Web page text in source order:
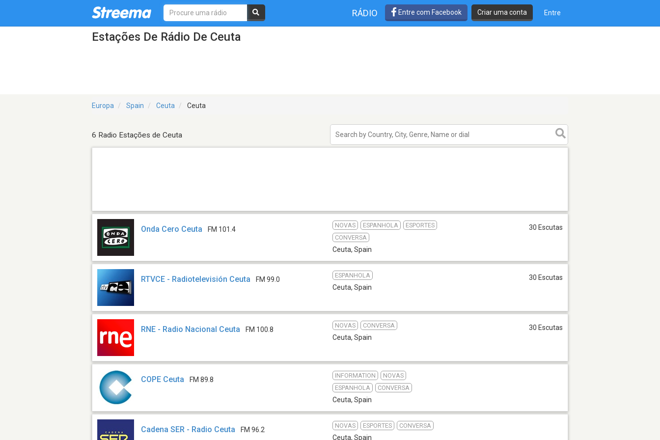
RÁDIO Entre com Facebook Criar uma conta Entre
Estações De Rádio De Ceuta
Europa Spain Ceuta Ceuta
6 Radio Estações de Ceuta
Onda Cero Ceuta FM 101.4
NOVAS ESPANHOLA
ESPORTES
CONVERSA
Ceuta, Spain
30 Escutas
RTVCE - Radiotelevisión Ceuta FM 99.0
ESPANHOLA
Ceuta, Spain
30 Escutas
RNE - Radio Nacional Ceuta FM 100.8
NOVAS CONVERSA
Ceuta, Spain
30 Escutas
COPE Ceuta FM 89.8
INFORMATION
NOVAS
ESPANHOLA
CONVERSA
Ceuta, Spain
Cadena SER - Radio Ceuta FM 96.2
NOVAS ESPORTES CONVERSA
Ceuta, Spain